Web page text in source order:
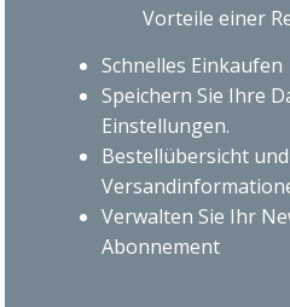
Vorteile einer
Schnelles Einkaufen
Speichern Sie Ihre
Einstellungen.
Bestellübersicht und
Verwalten Sie Ihr
Abonnement